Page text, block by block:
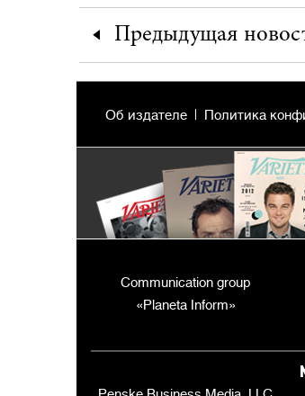
Предыдущая
Об издателе Политика
Communication group
«Planeta Inform»